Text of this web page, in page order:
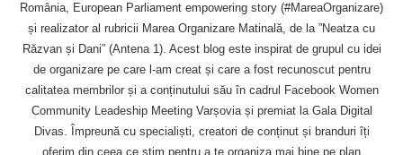
România, European Parliament empowering story (#MareaOrganizare)
și realizator al rubricii Marea Organizare Matinală, de la ”Neatza cu
Răzvan și Dani” (Antena 1). Acest blog este inspirat de grupul cu idei
de organizare pe care l-am creat și care a fost recunoscut pentru
calitatea membrilor și a conținutului său în cadrul Facebook Women
Community Leadeship Meeting Varșovia și premiat la Gala Digital
Divas. Împreună cu specialiști, creatori de conținut și branduri îți
oferim din ceea ce știm pentru a te organiza mai bine pe plan